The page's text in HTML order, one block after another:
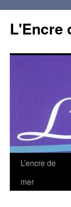
L'Encre
L’encre de
mer